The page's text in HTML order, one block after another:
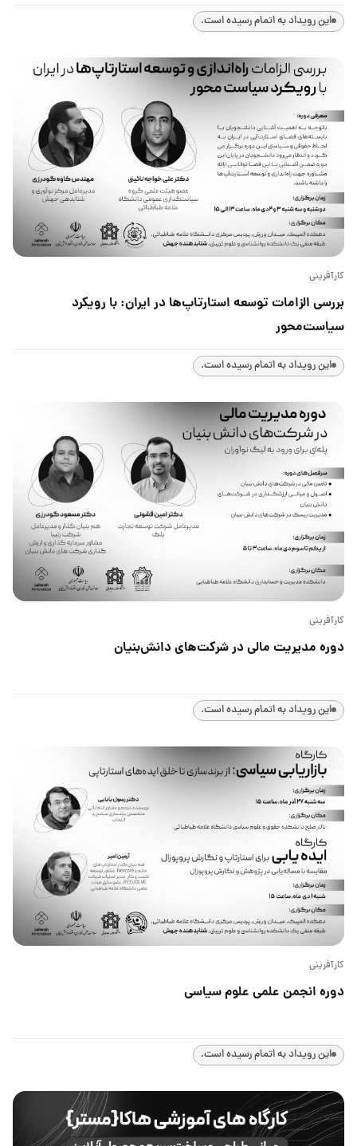
این رویداد به اتمام رسیده است.
کارآفرینی
بررسی الزامات توسعه استارتاپ‌ها در ایران: با رویکرد
سیاست‌محور
این رویداد به اتمام رسیده است.
کارآفرینی
دوره مدیریت مالی در شرکت‌های دانش‌بنیان
این رویداد به اتمام رسیده است.
کارآفرینی
دوره انجمن علمی علوم سیاسی
این رویداد به اتمام رسیده است.